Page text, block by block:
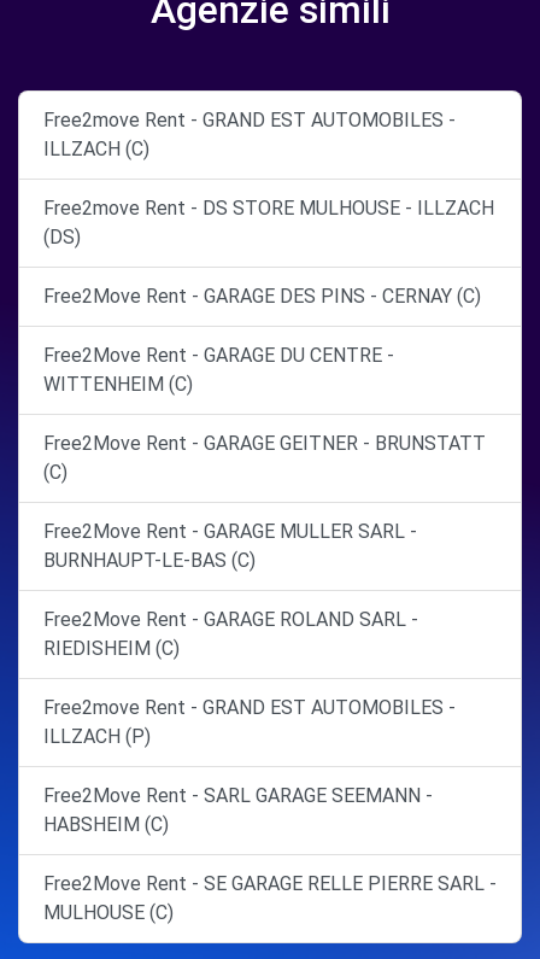
Agenzie simili
Free2move Rent - GRAND EST AUTOMOBILES -
ILLZACH (C)
Free2move Rent - DS STORE MULHOUSE - ILLZACH
(DS)
Free2Move Rent - GARAGE DES PINS - CERNAY (C)
Free2Move Rent - GARAGE DU CENTRE -
WITTENHEIM (C)
Free2Move Rent - GARAGE GEITNER - BRUNSTATT
(C)
Free2Move Rent - GARAGE MULLER SARL -
BURNHAUPT-LE-BAS (C)
Free2Move Rent - GARAGE ROLAND SARL -
RIEDISHEIM (C)
Free2move Rent - GRAND EST AUTOMOBILES -
ILLZACH (P)
Free2Move Rent - SARL GARAGE SEEMANN -
HABSHEIM (C)
Free2Move Rent - SE GARAGE RELLE PIERRE SARL -
MULHOUSE (C)